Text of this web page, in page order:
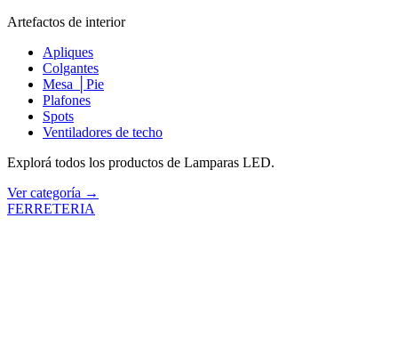
Artefactos de interior
Apliques
Colgantes
Mesa │Pie
Plafones
Spots
Ventiladores de techo
Explorá todos los productos de Lamparas LED.
Ver categoría →
FERRETERIA